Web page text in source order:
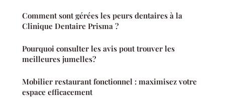
Comment sont gérées les peurs dentaires à la
Clinique Dentaire Prisma ?
Pourquoi consulter les avis pout trouver les
meilleures jumelles?
Mobilier restaurant fonctionnel : maximisez votre
espace efficacement